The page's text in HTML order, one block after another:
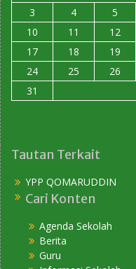
3
4 5
10
11 12
17
18 19
24
25 26
31
Tautan Terkait
YPP QOMARUDDIN
Cari Konten
Agenda Sekolah
Berita
Guru